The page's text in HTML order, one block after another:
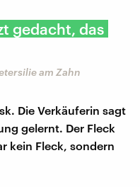
gedacht, das
am Zahn
Die Verkäuferin sagt
gelernt. Der Fleck
kein Fleck, sondern